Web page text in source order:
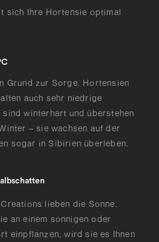
sich Ihre Hortensie optimal
Grund zur Sorge. Hortensien
auch sehr niedrige
sind winterhart und überstehen
– sie wachsen auf der
sogar in Sibirien überleben.
lieben die Sonne.
an einem sonnigen oder
einpflanzen, wird sie es Ihnen